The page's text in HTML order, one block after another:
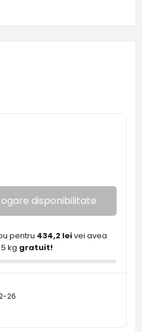
disponibilitate
pentru 434,2 leivei avea
kg gratuit!
26